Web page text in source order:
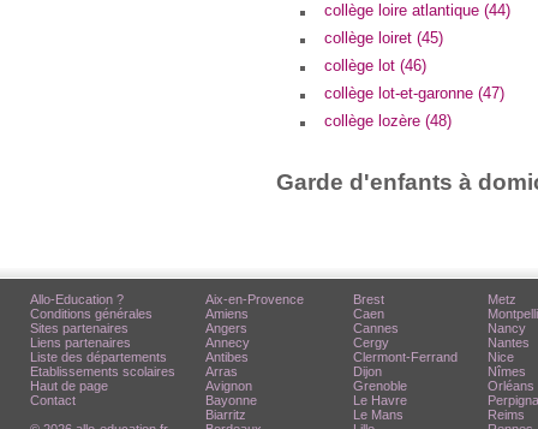
collège loire atlantique (44)
collège loiret (45)
collège lot (46)
collège lot-et-garonne (47)
collège lozère (48)
Garde d'enfants à
Allo-Education ?
Conditions générales
Sites partenaires
Liens partenaires
Liste des départements
Etablissements scolaires
Haut de page
Contact
Aix-en-Provence
Amiens
Angers
Annecy
Antibes
Arras
Avignon
Bayonne
Biarritz
Brest
Caen
Cannes
Cergy
Clermont-Ferrand
Dijon
Grenoble
Le Havre
Le Mans
Metz
Nancy
Nantes
Nice
Nîmes
Orléans
Reims